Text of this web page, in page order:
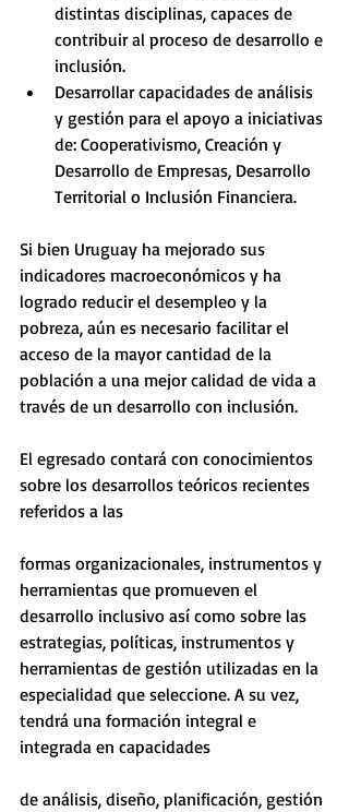
distintas disciplinas, capaces de
contribuir al proceso de desarrollo e
inclusión.
Desarrollar capacidades de análisis
y gestión para el apoyo a iniciativas
de: Cooperativismo, Creación y
Desarrollo de Empresas, Desarrollo
Territorial o Inclusión Financiera.
Si bien Uruguay ha mejorado sus
indicadores macroeconómicos y ha
logrado reducir el desempleo y la
pobreza, aún es necesario facilitar el
acceso de la mayor cantidad de la
población a una mejor calidad de vida a
través de un desarrollo con inclusión.
El egresado contará con conocimientos
sobre los desarrollos teóricos recientes
referidos a las
formas organizacionales, instrumentos y
herramientas que promueven el
desarrollo inclusivo así como sobre las
estrategias, políticas, instrumentos y
herramientas de gestión utilizadas en la
especialidad que seleccione. A su vez,
tendrá una formación integral e
integrada en capacidades
de análisis, diseño, planificación, gestión